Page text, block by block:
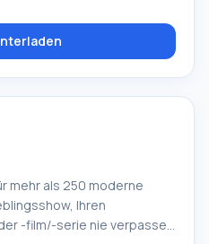
Beschreibungen, Fotos
für einen Online-Shop
im
P
mehr als 250 moderne
Ihren
-film/-serie nie verpassen